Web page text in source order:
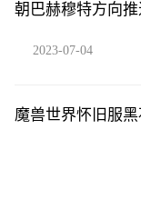
朝巴赫穆特方向
2023-07-04
魔兽世界怀旧服